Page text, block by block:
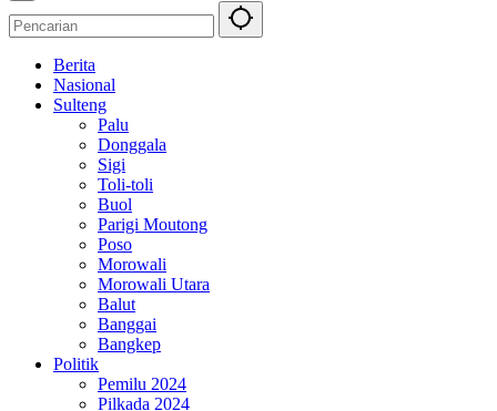
Berita
Nasional
Sulteng
Palu
Donggala
Sigi
Toli-toli
Buol
Parigi Moutong
Poso
Morowali
Morowali Utara
Balut
Banggai
Bangkep
Politik
Pemilu 2024
Pilkada 2024